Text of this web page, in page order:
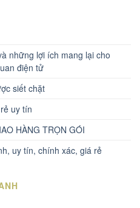
những lợi ích mang lại cho
điện tử
siết chặt
uy tín
HÀNG TRỌN GÓI
uy tín, chính xác, giá rẻ